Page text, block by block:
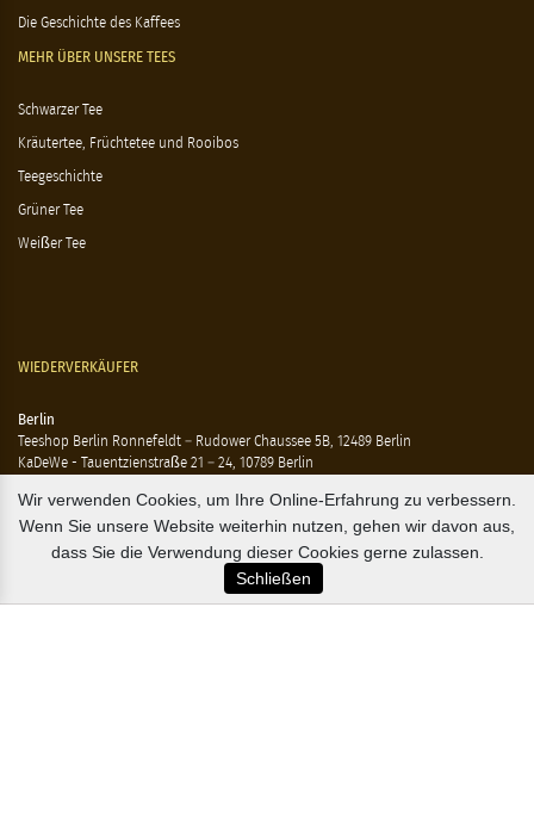
Die Geschichte des Kaffees
MEHR ÜBER UNSERE TEES
Schwarzer Tee
Kräutertee, Früchtetee und Rooibos
Teegeschichte
Grüner Tee
Weißer Tee
WIEDERVERKÄUFER
Berlin
Teeshop Berlin Ronnefeldt – Rudower Chaussee 5B, 12489 Berlin
KaDeWe - Tauentzienstraße 21 – 24, 10789 Berlin
Ting - Rykestraße 41, 10405 Berlin
Flensburg
Marzipan Im Hof – Rote Str. 18-20, 24937 Flensburg
Wir verwenden Cookies, um Ihre Online-Erfahrung zu verbessern.
Wenn Sie unsere Website weiterhin nutzen, gehen wir davon aus,
dass Sie die Verwendung dieser Cookies gerne zulassen.
Schließen